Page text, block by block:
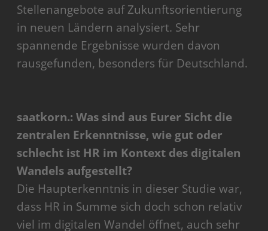
Stellenangebote auf Zukunftsorientierung
in neuen Ländern analysiert. Sehr
spannende Ergebnisse wurden davon
rausgefunden, besonders für Deutschland.
saatkorn.: Was sind aus Eurer Sicht die
zentralen Erkenntnisse, wie gut oder
schlecht ist HR im Kontext des digitalen
Wandels aufgestellt?
Die Haupterkenntnis in dieser Studie war,
dass HR in Summe sich doch schon relativ
viel im digitalen Wandel öffnet, auch sehr